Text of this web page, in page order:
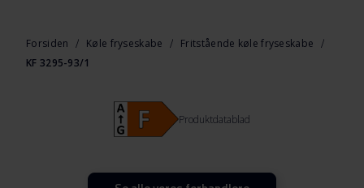
starten
Forsiden Køle fryseskabe
Fritstående køle fryseskabe
KF 3295-93/1
Produktdatablad